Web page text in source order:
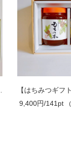
10,200円/153pt